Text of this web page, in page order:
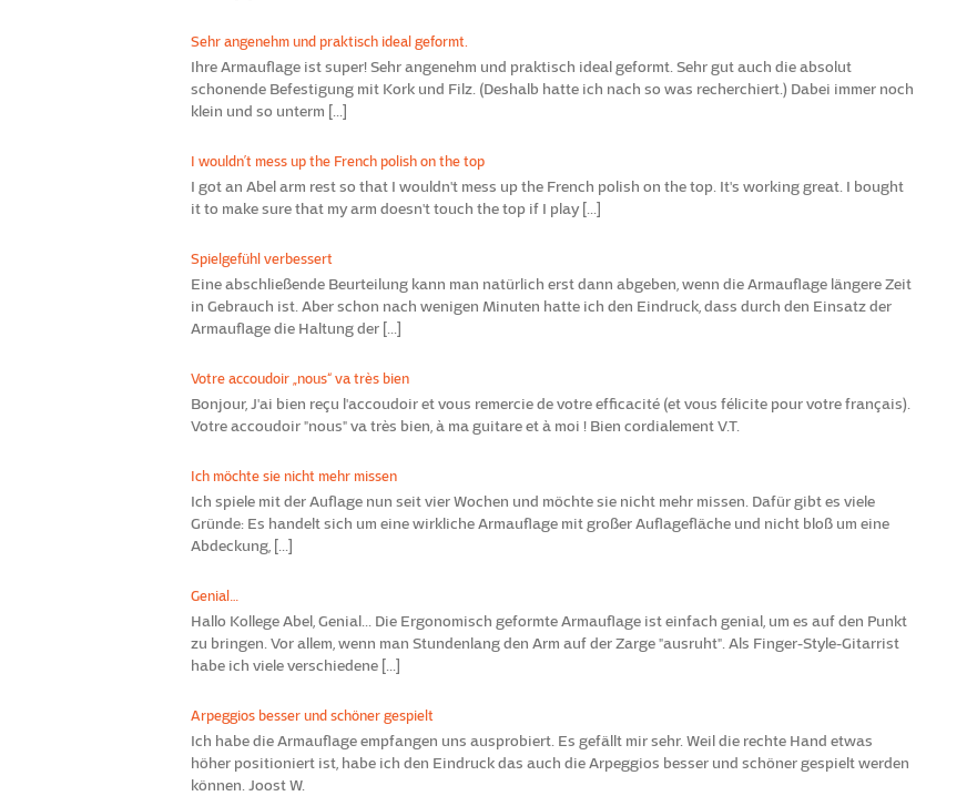
Sehr angenehm und praktisch ideal geformt.
Ihre Armauflage ist super! Sehr angenehm und praktisch ideal geformt. Sehr gut auch die absolut
schonende Befestigung mit Kork und Filz. (Deshalb hatte ich nach so was recherchiert.) Dabei immer noch
klein und so unterm [...]
I wouldn’t mess up the French polish on the top
I got an Abel arm rest so that I wouldn't mess up the French polish on the top. It's working great. I bought
it to make sure that my arm doesn't touch the top if I play [...]
Spielgefühl verbessert
Eine abschließende Beurteilung kann man natürlich erst dann abgeben, wenn die Armauflage längere Zeit
in Gebrauch ist. Aber schon nach wenigen Minuten hatte ich den Eindruck, dass durch den Einsatz der
Armauflage die Haltung der [...]
Votre accoudoir „nous“ va très bien
Bonjour, J'ai bien reçu l'accoudoir et vous remercie de votre efficacité (et vous félicite pour votre français).
Votre accoudoir "nous" va très bien, à ma guitare et à moi ! Bien cordialement V.T.
Ich möchte sie nicht mehr missen
Ich spiele mit der Auflage nun seit vier Wochen und möchte sie nicht mehr missen. Dafür gibt es viele
Gründe: Es handelt sich um eine wirkliche Armauflage mit großer Auflagefläche und nicht bloß um eine
Abdeckung, [...]
Genial…
Hallo Kollege Abel, Genial... Die Ergonomisch geformte Armauflage ist einfach genial, um es auf den Punkt
zu bringen. Vor allem, wenn man Stundenlang den Arm auf der Zarge "ausruht". Als Finger-Style-Gitarrist
habe ich viele verschiedene [...]
Arpeggios besser und schöner gespielt
Ich habe die Armauflage empfangen uns ausprobiert. Es gefällt mir sehr. Weil die rechte Hand etwas
höher positioniert ist, habe ich den Eindruck das auch die Arpeggios besser und schöner gespielt werden
können. Joost W.